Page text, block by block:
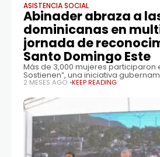
ASISTENCIA SOCIAL
Abinader abraza a
dominicanas en
jornada de
Santo Domingo Este
Más de 3,000 mujeres participaron
Sostienen”, una iniciativa
asistencia social, premios y un
2 MESES AGO KEEP READING